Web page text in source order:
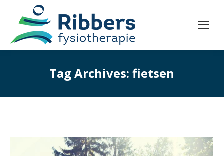
Tag Archives: fietsen